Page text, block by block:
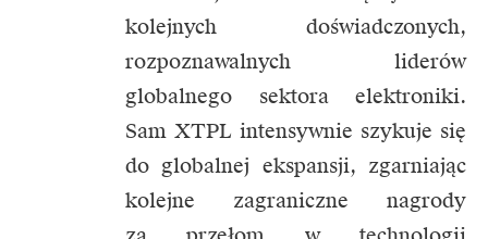
kolejnych doświadczonych,
rozpoznawalnych liderów
globalnego sektora elektroniki.
Sam XTPL intensywnie szykuje się
do globalnej ekspansji, zgarniając
kolejne zagraniczne nagrody